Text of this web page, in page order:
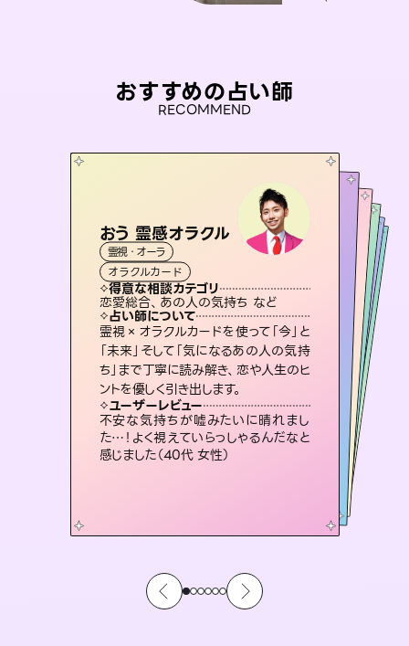
おすすめの占い師
RECOMMEND
おう 霊感オラクル
霊視・オーラ
オラクルカード
得意な相談カテゴリ
恋愛総合、あの人の気持ち など
占い師について
霊視×オラクルカードを使って「今」と
「未来」そして「気になるあの人の気持
ち」まで丁寧に読み解き、恋や人生のヒ
ントを優しく引き出します。
ユーザーレビュー
不安な気持ちが嘘みたいに晴れまし
た…！よく視えていらっしゃるんだなと
感じました（40代 女性）
アイリス -iris-
西洋占星術
ルーン
得意な相談カテゴリ
恋愛総合、片想い、二人の未来 など
占い師について
復縁、恋愛、不倫の行方、同性愛や片
思い、仕事関係や借金問題まで知りた
いことや心の負担になっていることを
紐解き、背中をそっと押して導きます。
ユーザーレビュー
安心感のあり、言い切ってくれる所や濁
さない鑑定のおかげで、毎回自分の気
持ちを整えられます（30代 男性）
桃源珠羽 とうげんみう）
霊視・オーラ
スピリチュアル・リーディング
得意な相談カテゴリ
片想い、あの人の気持ち、復縁 など
占い師について
恋愛のお悩みの中でも特に「曖昧な関
係」の相談を得意としており、友達以上
恋人未満なお相手との今後や本音を丁
寧に読み解き恋愛成就へと導きます。
ユーザーレビュー
鑑定していただいてアドバイス通りに行
動すると仲が復活してきました。ありが
とうございました（40代 女性）
セラピスト理恵
霊視・オーラ
スピリチュアル・リーディング
得意な相談カテゴリ
片想い、二人の未来、年の差 など
占い師について
連絡再開、復縁、成就などの報告実績多数。セラピストとして2万超の施術経験があるからこそできる鑑定で、より良い未来をサポートします。
ユーザーレビュー
とても心温まる鑑定でした。しかもこち
らは何も言っていないのに視えていらっ
しゃるんだなと驚きです（30代女性）
未来視師＊花
スピリチュアル・リーディング
得意な相談カテゴリ
出逢い、片想い、復縁 など
占い師について
未来には何パターンもの選択肢があり
ます。不安で視えにくくなっているあな
たの素敵な未来を見つけ、その未来を
選択できるようアドバイスします。
ユーザーレビュー
職場の人の性質や人間関係、本心など
本当によく視えていてびっくり。対策が
打てて前向きになれます（40代）
霊視・オーラ
スピリチュアル・リーディング
得意な相談カテゴリ
片想い、あの人の気持ち、復縁 など
占い師について
3,700年以上の歴史を持つ東洋最古の
占術「易占」で詳細まで占い、幸せへ向
かう道筋を示します。厳しい結果にも具
体的な対策をお伝えします。
ユーザーレビュー
複雑な背景もしっかり聞いて鑑定して
いただけました。気持ちが楽になりまし
た（50代 女性）